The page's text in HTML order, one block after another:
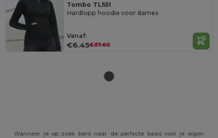
Tombo TL551
Hardlopp hoodie voor dames
Vanaf:
€6.45€37.60
Wanneer je op zoek bent naar de perfecte basis voor je eigen